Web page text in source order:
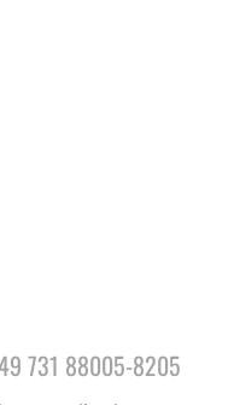
731 88005-8205